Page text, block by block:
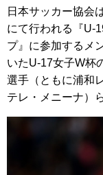
日本サッカー協会
にて行われる『U-
プ』に参加するメ
いたU-17女子W杯
選手（ともに浦和
テレ・メニーナ）